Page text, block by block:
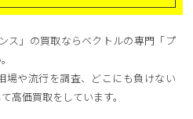
ス」の買取ならベクトルの専門「プ
場や流行を調査、どこにも負けない
高価買取をしています。